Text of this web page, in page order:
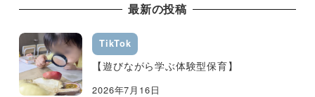
最新の投稿
TikTok
【遊びながら学ぶ体験型保育】
2026年7月16日